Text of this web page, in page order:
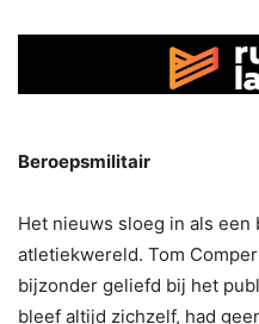
Beroepsmilitair
Het nieuws sloeg in als een
atletiekwereld. Tom
bijzonder geliefd bij het
bleef altijd zichzelf, had